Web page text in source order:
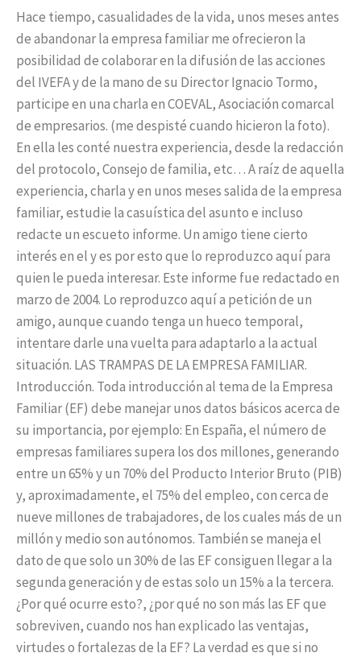
Hace tiempo, casualidades de la vida, unos meses antes
de abandonar la empresa familiar me ofrecieron la
posibilidad de colaborar en la difusión de las acciones
del IVEFA y de la mano de su Director Ignacio Tormo,
participe en una charla en COEVAL, Asociación comarcal
de empresarios. (me despisté cuando hicieron la foto).
En ella les conté nuestra experiencia, desde la redacción
del protocolo, Consejo de familia, etc… A raíz de aquella
experiencia, charla y en unos meses salida de la empresa
familiar, estudie la casuística del asunto e incluso
redacte un escueto informe. Un amigo tiene cierto
interés en el y es por esto que lo reproduzco aquí para
quien le pueda interesar. Este informe fue redactado en
marzo de 2004. Lo reproduzco aquí a petición de un
amigo, aunque cuando tenga un hueco temporal,
intentare darle una vuelta para adaptarlo a la actual
situación. LAS TRAMPAS DE LA EMPRESA FAMILIAR.
Introducción. Toda introducción al tema de la Empresa
Familiar (EF) debe manejar unos datos básicos acerca de
su importancia, por ejemplo: En España, el número de
empresas familiares supera los dos millones, generando
entre un 65% y un 70% del Producto Interior Bruto (PIB)
y, aproximadamente, el 75% del empleo, con cerca de
nueve millones de trabajadores, de los cuales más de un
millón y medio son autónomos. También se maneja el
dato de que solo un 30% de las EF consiguen llegar a la
segunda generación y de estas solo un 15% a la tercera.
¿Por qué ocurre esto?, ¿por qué no son más las EF que
sobreviven, cuando nos han explicado las ventajas,
virtudes o fortalezas de la EF? La verdad es que si no